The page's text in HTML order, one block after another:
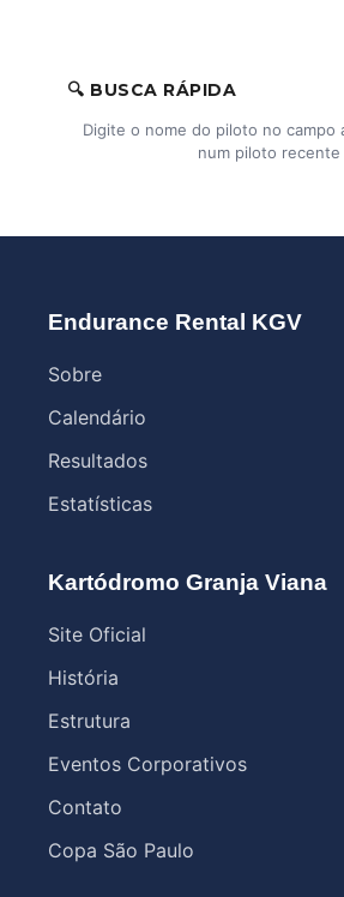
🔍 BUSCA RÁPIDA
Digite o nome do piloto no campo
num piloto recente
Endurance Rental KGV
Sobre
Calendário
Resultados
Estatísticas
Kartódromo Granja Viana
Site Oficial
História
Estrutura
Eventos Corporativos
Contato
Copa São Paulo